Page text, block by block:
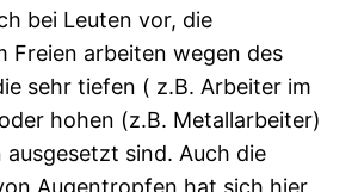
bei Leuten vor, die
Freien arbeiten wegen des
sehr tiefen ( z.B. Arbeiter im
hohen (z.B. Metallarbeiter)
ausgesetzt sind. Auch die
Augentropfen hat sich hier